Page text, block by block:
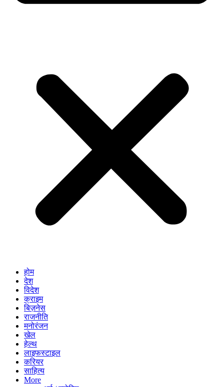
होम
देश
विदेश
क्राइम
बिज़नेस
राजनीति
मनोरंजन
खेल
हेल्थ
लाइफस्टाइल
करियर
साहित्य
More